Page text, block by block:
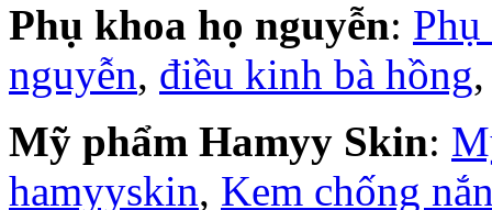
Phụ khoa họ nguyễn:
nguyễn, điều kinh bà hồng
Mỹ phẩm Hamyy Skin:
hamyyskin, Kem chống